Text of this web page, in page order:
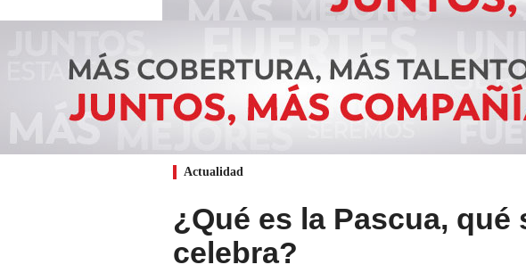
Actualidad
¿Qué es la Pascua,
celebra?